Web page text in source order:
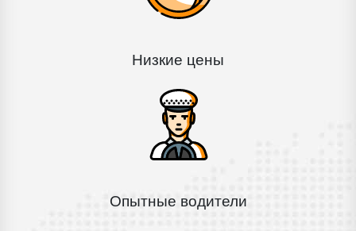
Низкие цены
Опытные водители